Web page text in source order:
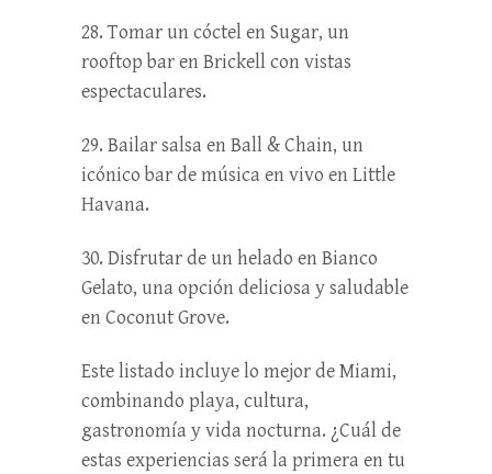
28. Tomar un cóctel en Sugar, un
rooftop bar en Brickell con vistas
espectaculares.
29. Bailar salsa en Ball & Chain, un
icónico bar de música en vivo en Little
Havana.
30. Disfrutar de un helado en Bianco
Gelato, una opción deliciosa y saludable
en Coconut Grove.
Este listado incluye lo mejor de Miami,
combinando playa, cultura,
gastronomía y vida nocturna. ¿Cuál de
estas experiencias será la primera en tu